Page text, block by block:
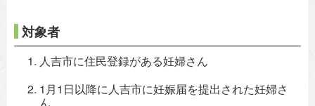
対象者
人吉市に住民登録がある妊婦さん
1月1日以降に人吉市に妊娠届を提出された妊婦さ
ん